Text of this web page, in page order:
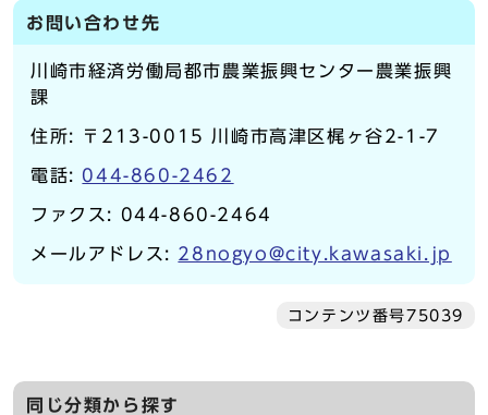
お問い合わせ先
川崎市経済労働局都市農業振興センター農業振興
課
住所: 〒213-0015 川崎市高津区梶ヶ谷2-1-7
電話: 044-860-2462
ファクス: 044-860-2464
メールアドレス: 28nogyo@city.kawasaki.jp
コンテンツ番号75039
同じ分類から探す